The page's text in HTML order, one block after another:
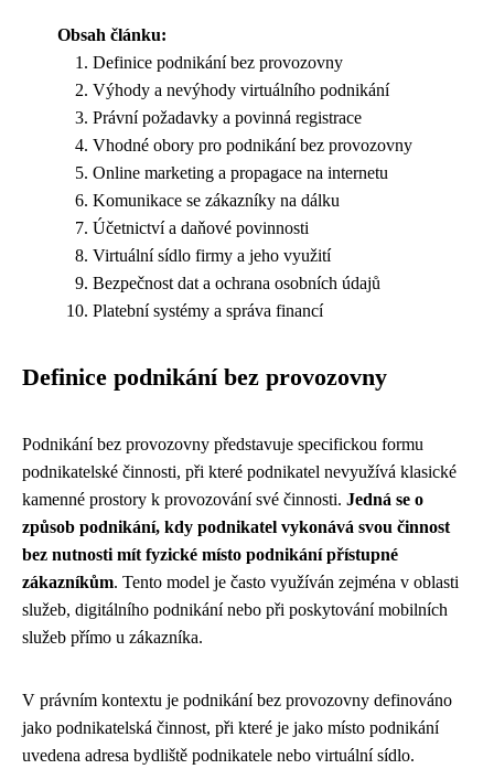
Obsah článku:
Definice podnikání bez provozovny
Výhody a nevýhody virtuálního podnikání
Právní požadavky a povinná registrace
Vhodné obory pro podnikání bez provozovny
Online marketing a propagace na internetu
Komunikace se zákazníky na dálku
Účetnictví a daňové povinnosti
Virtuální sídlo firmy a jeho využití
Bezpečnost dat a ochrana osobních údajů
Platební systémy a správa financí
Definice podnikání bez provozovny
Podnikání bez provozovny představuje specifickou formu
podnikatelské činnosti, při které podnikatel nevyužívá klasické
kamenné prostory k provozování své činnosti. Jedná se o
způsob podnikání, kdy podnikatel vykonává svou činnost
bez nutnosti mít fyzické místo podnikání přístupné
zákazníkům. Tento model je často využíván zejména v oblasti
služeb, digitálního podnikání nebo při poskytování mobilních
služeb přímo u zákazníka.
V právním kontextu je podnikání bez provozovny definováno
jako podnikatelská činnost, při které je jako místo podnikání
uvedena adresa bydliště podnikatele nebo virtuální sídlo.